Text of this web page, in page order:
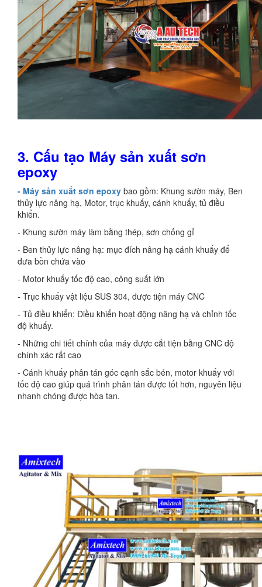
3. Cấu tạo Máy sản xuất sơn
epoxy
- Máy sản xuất sơn epoxy bao gồm: Khung sườn máy, Ben
thủy lực nâng hạ, Motor, trục khuấy, cánh khuấy, tủ điều
khiển.
- Khung sườn máy làm bằng thép, sơn chống gỉ
- Ben thủy lực nâng hạ: mục đích nâng hạ cánh khuấy để
đưa bồn chứa vào
- Motor khuấy tốc độ cao, công suất lớn
- Trục khuấy vật liệu SUS 304, được tiện máy CNC
- Tủ điều khiển: Điều khiển hoạt động nâng hạ và chỉnh tốc
độ khuấy.
- Những chi tiết chính của máy được cắt tiện bằng CNC độ
chính xác rất cao
- Cánh khuấy phân tán góc cạnh sắc bén, motor khuấy với
tốc độ cao giúp quá trình phân tán được tốt hơn, nguyên liệu
nhanh chóng được hòa tan.